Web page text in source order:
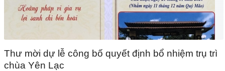
Thư mời dự lễ công bố quyết định bổ nhiệm trụ trì
chùa Yên Lạc